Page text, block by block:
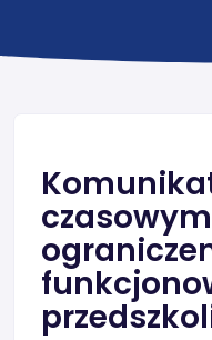
czasowym